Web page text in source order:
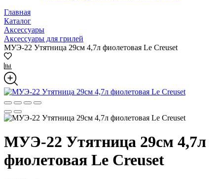
Главная
Каталог
Аксессуары
Аксессуары для грилей
МУЭ-22 Утятница 29см 4,7л фиолетовая Le Creuset
МУЭ-22 Утятница 29см 4,7л
фиолетовая Le Creuset